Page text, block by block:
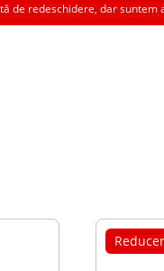
de redeschidere, dar